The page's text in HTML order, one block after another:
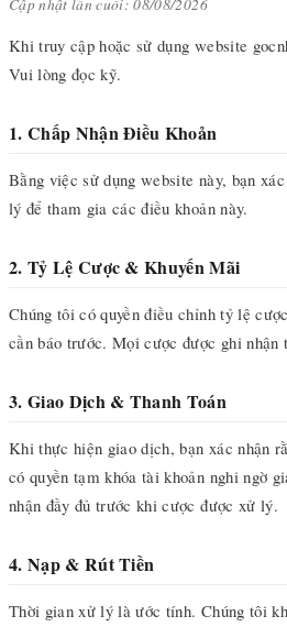
Khi truy cập hoặc sử dụng website
Vui lòng đọc kỹ.
1. Chấp Nhận Điều Khoản
Bằng việc sử dụng website này, bạn
lý để tham gia các điều khoản này.
2. Tỷ Lệ Cược & Khuyến Mãi
Chúng tôi có quyền điều chỉnh tỷ lệ
cần báo trước. Mọi cược được ghi nhận
3. Giao Dịch & Thanh Toán
Khi thực hiện giao dịch, bạn xác nhận
có quyền tạm khóa tài khoản nghi ngờ
nhận đầy đủ trước khi cược được xử lý.
4. Nạp & Rút Tiền
Thời gian xử lý là ước tính. Chúng tôi